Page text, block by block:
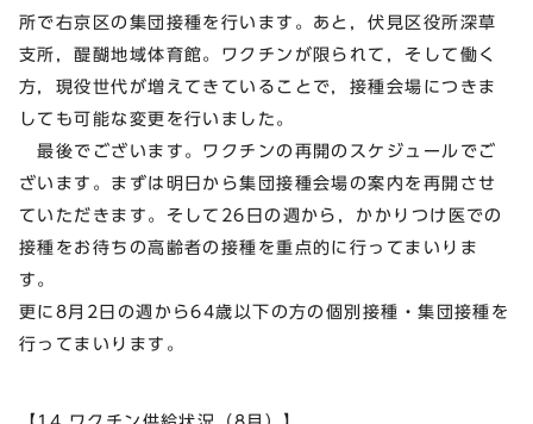
所で右京区の集団接種を行います。あと，伏見区役所深草
支所，醍醐地域体育館。ワクチンが限られて，そして働く
方，現役世代が増えてきていることで，接種会場につきま
しても可能な変更を行いました。
最後でございます。ワクチンの再開のスケジュールでご
ざいます。まずは明日から集団接種会場の案内を再開させ
ていただきます。そして26日の週から，かかりつけ医での
接種をお待ちの高齢者の接種を重点的に行ってまいりま
す。
更に8月2日の週から64歳以下の方の個別接種・集団接種を
行ってまいります。